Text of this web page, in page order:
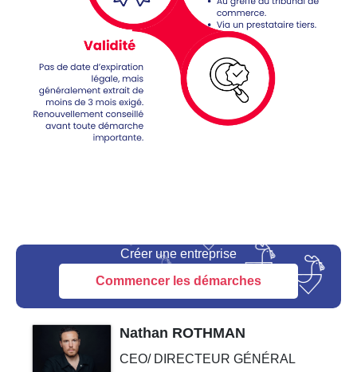
Créer une entreprise
Commencer les démarches
Nathan ROTHMAN
CEO/ DIRECTEUR GÉNÉRAL